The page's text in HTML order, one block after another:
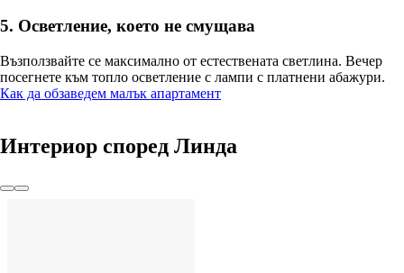
5. Осветление, което не смущава
Възползвайте се максимално от естествената светлина. Вечер
посегнете към топло осветление с лампи с платнени абажури.
Как да обзаведем малък апартамент
Интериор според Линда